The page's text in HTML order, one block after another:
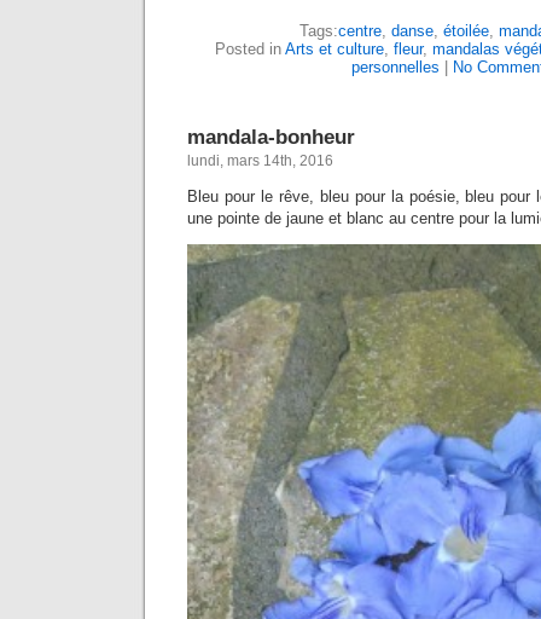
Tags:centre, danse, étoilée,
Posted in Arts et culture fleur, mandalas
personnelles | No
mandala-bonheur
lundi, mars 14th, 2016
Bleu pour le rêve, bleu pour la poésie, bleu
une pointe de jaune et blanc au centre pour la